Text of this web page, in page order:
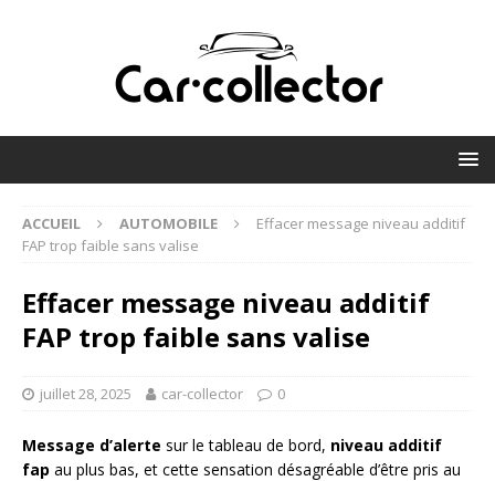
ACCUEIL AUTOMOBILE
Effacer message niveau additif
FAP trop faible sans valise
Effacer message niveau additif
FAP trop faible sans valise
juillet 28, 2025 car-collector 0
Message d’alerte sur le tableau de bord, niveau additif
fap au plus bas, et cette sensation désagréable d’être pris au